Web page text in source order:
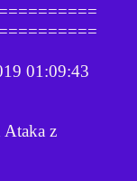
01:09:43
z